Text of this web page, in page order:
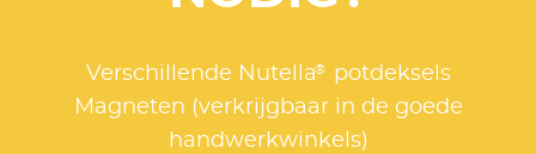
Verschillende Nutella®
potdeksels
Magneten (verkrijgbaar in de goede
handwerkwinkels)